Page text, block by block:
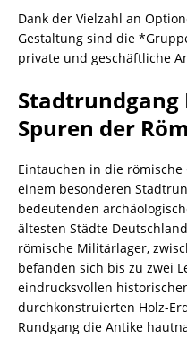
Dank der Vielzahl an
Gestaltung sind die
private und geschäftliche
Stadtrundgang
Spuren der
Eintauchen in die
einem besonderen
bedeutenden
ältesten Städte
römische Militärlager,
befanden sich bis zu zwei
eindrucksvollen
durchkonstruierten Holz-
Rundgang die Antike